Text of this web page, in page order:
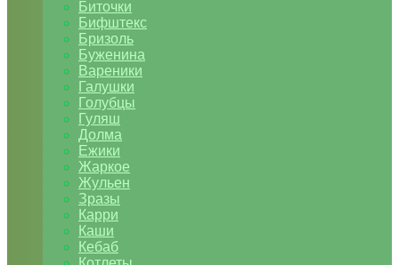
Биточки
Бифштекс
Бризоль
Буженина
Вареники
Галушки
Голубцы
Гуляш
Долма
Ежики
Жаркое
Жульен
Зразы
Карри
Каши
Кебаб